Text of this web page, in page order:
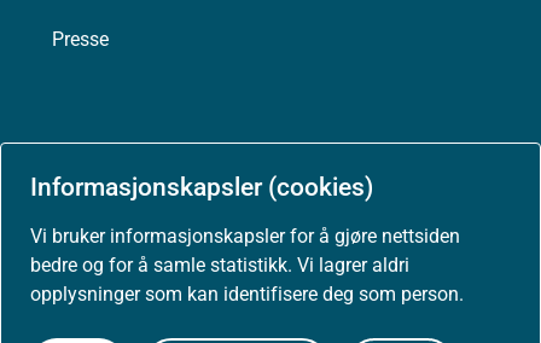
Informasjonskapsler (cookies)
Vi bruker informasjonskapsler for å gjøre nettsiden
bedre og for å samle statistikk. Vi lagrer aldri
opplysninger som kan identifisere deg som person.
Presse
Om nettstedet
Personvernerklæring
Tilgjengelighetserklæring (uustatus.no)